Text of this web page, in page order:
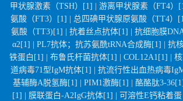
甲状腺激素（TSH）[1] | 游离甲状腺素（FT4）
氨酸（FT3）[1] | 总四碘甲状腺原氨酸（TT4）
氨酸（TT3)[1] | 抗着丝点抗体[1] | 抗细胞膜
α2[1] | PL7抗体；抗苏氨酰tRNA合成酶[1] | 抗
铁蛋白[1] | 布鲁氏杆菌抗体[1] | COL12A1[1] |
道病毒71型IgM抗体[1] | 抗流行性出血热病毒
基辅酶A脱氢酶[1] | PIM1激酶[1] | 酪酪肽3-
[1] | 膜联蛋白-A2IgG抗体[1] | 可溶性E钙粘着